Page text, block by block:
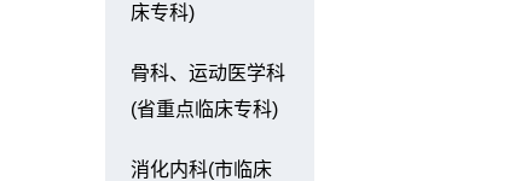
床专科)
骨科、运动医学科
(省重点临床专科)
消化内科(市临床